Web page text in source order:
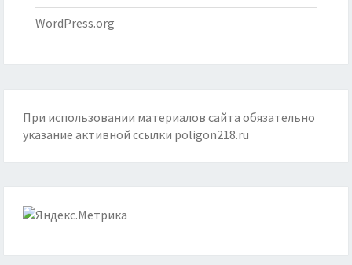
WordPress.org
При использовании материалов сайта обязательно
указание активной ссылки poligon218.ru